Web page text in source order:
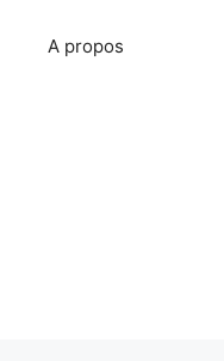
A propos